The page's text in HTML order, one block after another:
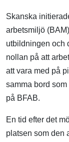
Skanska
arbetsmiljö
utbildningen och
nollan på att
att vara med på
samma bord
på BFAB.
En tid efter det
platsen som den